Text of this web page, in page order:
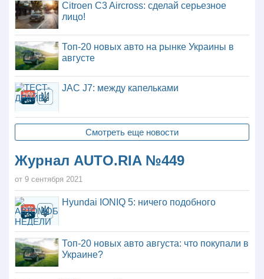
Citroen C3 Aircross: сделай серьезное
лицо!
Топ-20 новых авто на рынке Украины в
августе
JAC J7: между капельками
Смотреть еще новости
Журнал AUTO.RIA №449
от 9 сентября 2021
Hyundai IONIQ 5: ничего подобного
Топ-20 новых авто августа: что покупали в
Украине?